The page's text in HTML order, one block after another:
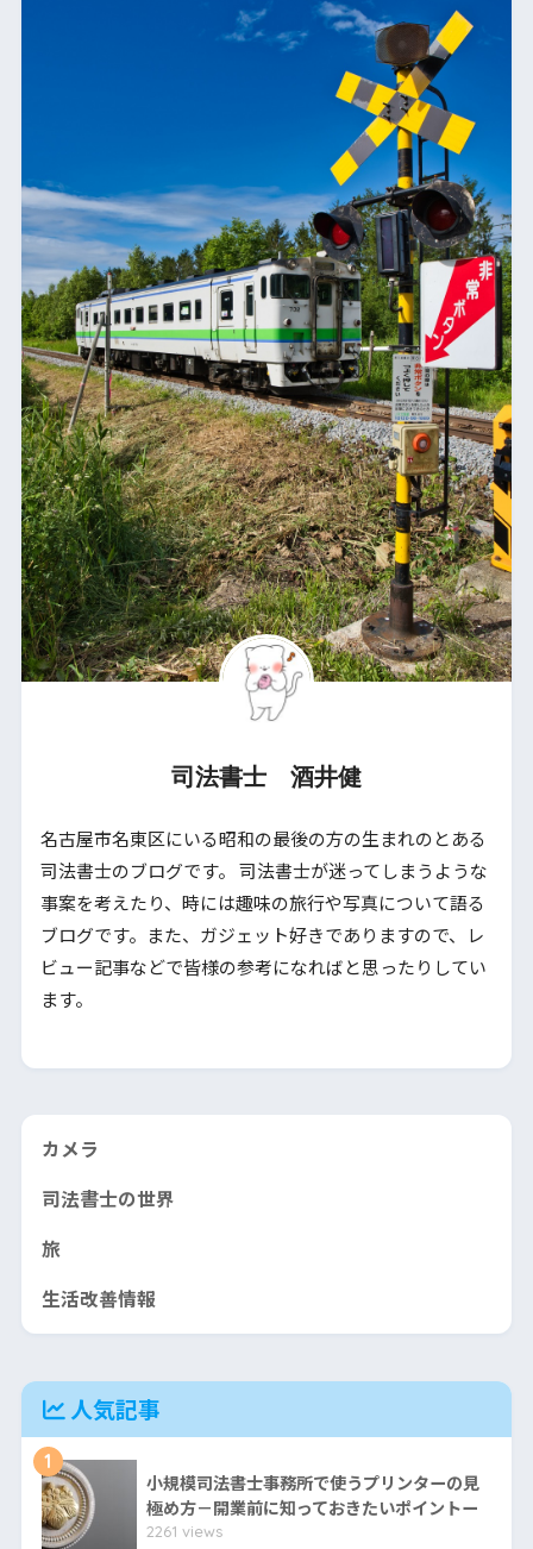
司法書士 酒井健
名古屋市名東区にいる昭和の最後の方の生まれのとある
司法書士のブログです。 司法書士が迷ってしまうような
事案を考えたり、時には趣味の旅行や写真について語る
ブログです。また、ガジェット好きでありますので、レ
ビュー記事などで皆様の参考になればと思ったりしてい
ます。
カメラ
司法書士の世界
旅
生活改善情報
人気記事
1
小規模司法書士事務所で使うプリンターの見
極め方－開業前に知っておきたいポイントー
2261 views